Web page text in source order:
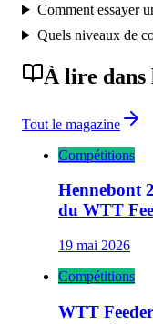
Comment essayer
Quels niveaux de
À lire dans
Tout le magazine
Compétitions
Hennebont
du WTT
19 mai 2026
Compétitions
WTT